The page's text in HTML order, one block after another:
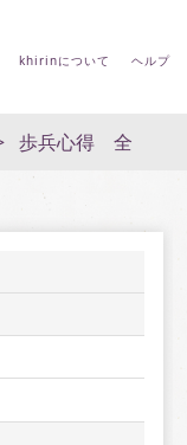
khirinについて ヘルプ
歩兵心得 全